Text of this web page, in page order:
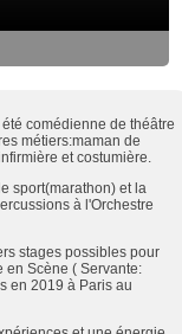
comédienne de théâtre
métiers:maman de
et costumière.
sport(marathon) et la
à l'Orchestre
stages possibles pour
en Scène ( Servante:
en 2019 à Paris au